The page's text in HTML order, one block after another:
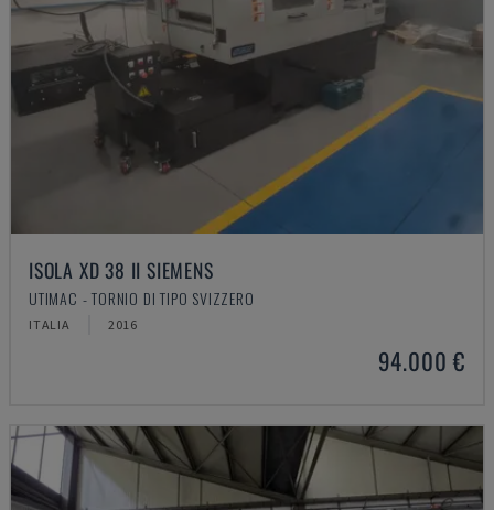
ISOLA XD 38 II SIEMENS
UTIMAC - TORNIO DI TIPO SVIZZERO
ITALIA 2016
94.000 €